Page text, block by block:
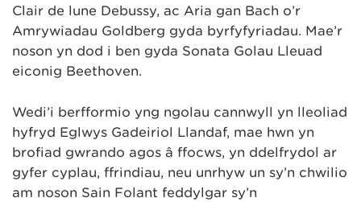
Clair de lune Debussy, ac Aria gan Bach o’r
Amrywiadau Goldberg gyda byrfyfyriadau. Mae’r
noson yn dod i ben gyda Sonata Golau Lleuad
eiconig Beethoven.
Wedi’i berfformio yng ngolau cannwyll yn lleoliad
hyfryd Eglwys Gadeiriol Llandaf, mae hwn yn
brofiad gwrando agos â ffocws, yn ddelfrydol ar
gyfer cyplau, ffrindiau, neu unrhyw un sy’n chwilio
am noson Sain Folant feddylgar sy’n